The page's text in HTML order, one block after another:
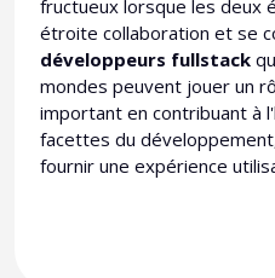
fructueux lorsque les deux
étroite collaboration et se
développeurs fullstack
mondes peuvent jouer un
important en contribuant à
facettes du
fournir une expérience